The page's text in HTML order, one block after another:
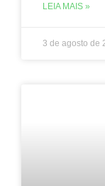
LEIA MAIS »
3 de agosto de